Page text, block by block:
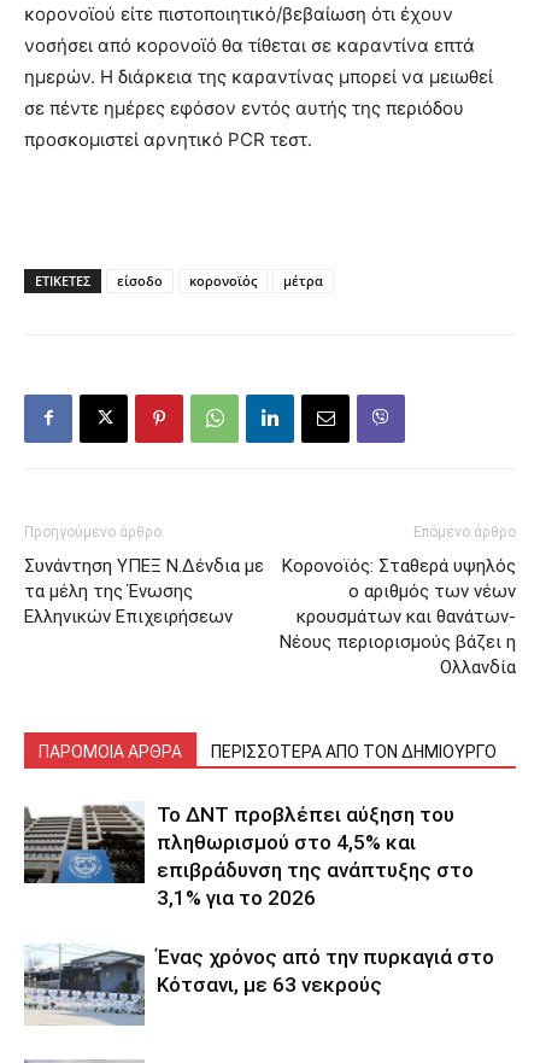
κορονοϊού είτε πιστοποιητικό/βεβαίωση ότι έχουν
νοσήσει από κορονοϊό θα τίθεται σε καραντίνα επτά
ημερών. Η διάρκεια της καραντίνας μπορεί να μειωθεί
σε πέντε ημέρες εφόσον εντός αυτής της περιόδου
προσκομιστεί αρνητικό PCR τεστ.
ΕΤΙΚΕΤΕΣ είσοδο κορονοϊός μέτρα
Προηγούμενο άρθρο
Συνάντηση ΥΠΕΞ Ν.Δένδια με
τα μέλη της Ένωσης
Ελληνικών Επιχειρήσεων
Επόμενο άρθρο
Κορονοϊός: Σταθερά υψηλός
ο αριθμός των νέων
κρουσμάτων και θανάτων-
Νέους περιορισμούς βάζει η
Ολλανδία
ΠΑΡΟΜΟΙΑ ΑΡΘΡΑ ΠΕΡΙΣΣΟΤΕΡΑ ΑΠΟ ΤΟΝ ΔΗΜΙΟΥΡΓΟ
Το ΔΝΤ προβλέπει αύξηση του
πληθωρισμού στο 4,5% και
επιβράδυνση της ανάπτυξης στο
3,1% για το 2026
Ένας χρόνος από την πυρκαγιά στο
Κότσανι, με 63 νεκρούς